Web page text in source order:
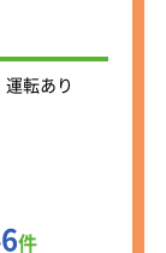
運転あり
件